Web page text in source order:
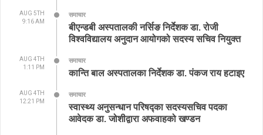
AUG 5TH
9:16 AM
समाचार
बीएन्डबी अस्पतालकी नर्सिङ निर्देशक डा. रोजी
विश्वविद्यालय अनुदान आयोगको सदस्य सचिव नियुक्त
AUG 4TH
1:11 PM
समाचार
कान्ति बाल अस्पतालका निर्देशक डा. पंकज राय हटाइए
AUG 4TH
12:21 PM
समाचार
स्वास्थ्य अनुसन्धान परिषद्का सदस्यसचिव पदका
आवेदक डा. जोशीद्वारा अफवाहको खण्डन